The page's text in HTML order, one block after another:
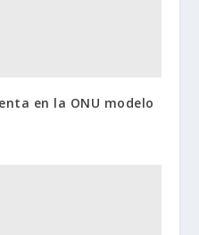
en la ONU modelo